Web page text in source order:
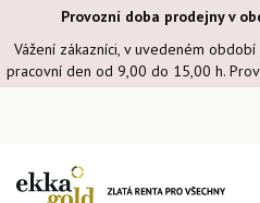
Provozní doba prodejny v
Vážení zákazníci, v uvedeném
pracovní den od 9,00 do 15,00 h.